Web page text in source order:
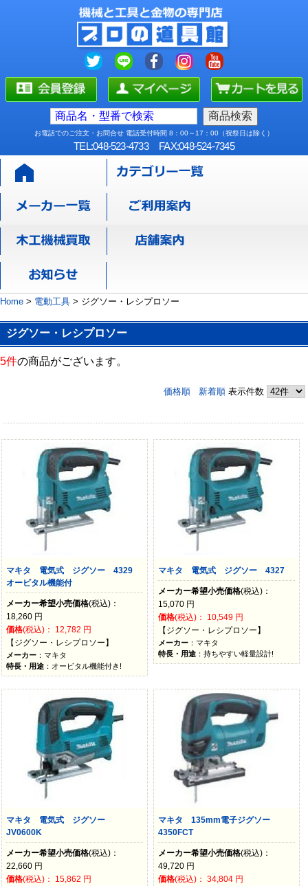
お電話でのご注文・お問合せ 電話受付時間 8：00～17：00（祝祭日は除く）
TEL:048-523-4733 FAX:048-524-7345
Home > 電動工具 > ジグソー・レシプロソー
ジグソー・レシプロソー
5件の商品がございます。
価格順 新着順表示件数
マキタ 電気式 ジグソー 4329
オービタル機能付
メーカー希望小売価格(税込)：
18,260 円
価格(税込)： 12,782 円
【ジグソー・レシプロソー】
メーカー ：マキタ
特長・用途 ：オービタル機能付き!
マキタ 電気式 ジグソー 4327
メーカー希望小売価格(税込)：
15,070 円
価格(税込)： 10,549 円
【ジグソー・レシプロソー】
メーカー ：マキタ
特長・用途 ：持ちやすい軽量設計!
マキタ 電気式 ジグソー
JV0600K
メーカー希望小売価格(税込)：
22,660 円
価格(税込)： 15,862 円
マキタ 135mm電子ジグソー
4350FCT
メーカー希望小売価格(税込)：
49,720 円
価格(税込)：34,804 円